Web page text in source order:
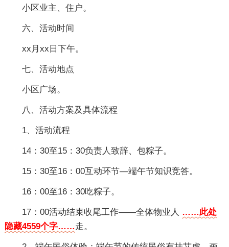
小区业主、住户。
六、活动时间
xx月xx日下午。
七、活动地点
小区广场。
八、活动方案及具体流程
1、活动流程
14：30至15：30负责人致辞、包粽子。
15：30至16：00互动环节—端午节知识竞答。
16：00至16：30吃粽子。
17：00活动结束收尾工作——全体物业人 ……此处
隐藏4559个字……走。